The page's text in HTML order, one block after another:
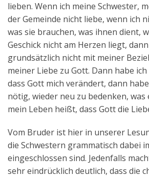
lieben. Wenn ich meine Schwester,
der Gemeinde nicht liebe, wenn ich
was sie brauchen, was ihnen dient,
Geschick nicht am Herzen liegt,
grundsätzlich nicht mit meiner
meiner Liebe zu Gott. Dann habe
dass Gott mich verändert, dann
nötig, wieder neu zu bedenken, was
mein Leben heißt, dass Gott die
Vom Bruder ist hier in unserer
die Schwestern grammatisch dabei
eingeschlossen sind. Jedenfalls
sehr eindrücklich deutlich, dass die